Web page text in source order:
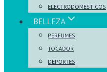
ELECTRODOMESTICOS
BELLEZA
PERFUMES
TOCADOR
DEPORTES